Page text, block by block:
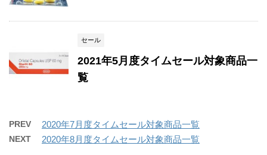
セール
2021年5月度タイムセール対象商品一
覧
PREV 2020年7月度タイムセール対象商品一覧
NEXT 2020年8月度タイムセール対象商品一覧